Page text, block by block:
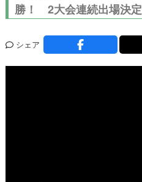
勝！ 2大会連続出場決定
シェア